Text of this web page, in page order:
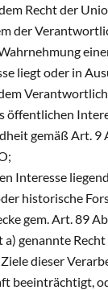
Recht der
der
liegt oder in
öffentlichen
gemäß Art. 9
Interesse
historische
gem. Art. 89
genannte
dieser
beeinträchtigt,